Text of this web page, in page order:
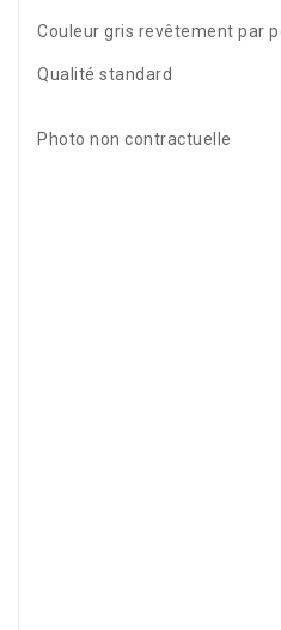
Couleur gris revêtement par
Qualité standard
Photo non contractuelle